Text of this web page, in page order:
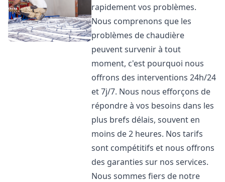
rapidement vos problèmes.
Nous comprenons que les
problèmes de chaudière
peuvent survenir à tout
moment, c'est pourquoi nous
offrons des interventions 24h/24
et 7j/7. Nous nous efforçons de
répondre à vos besoins dans les
plus brefs délais, souvent en
moins de 2 heures. Nos tarifs
sont compétitifs et nous offrons
des garanties sur nos services.
Nous sommes fiers de notre